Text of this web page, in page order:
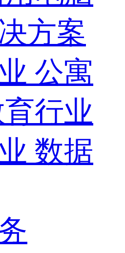
方案
公寓
行业
数据